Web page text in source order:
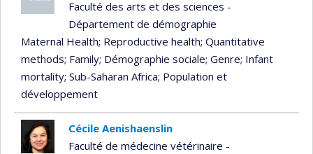
Faculté des arts et des sciences -
Département de démographie
Maternal Health; Reproductive health; Quantitative
methods; Family; Démographie sociale; Genre; Infant
mortality; Sub-Saharan Africa; Population et
développement
Cécile Aenishaenslin
Faculté de médecine vétérinaire -